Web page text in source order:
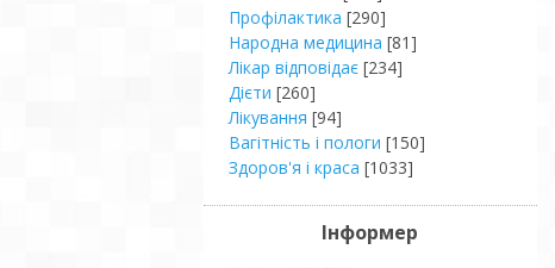
Профілактика [290]
Народна медицина [81]
Лікар відповідає [234]
Дієти [260]
Лікування [94]
Вагітність і пологи [150]
Здоров'я і краса [1033]
Інформер